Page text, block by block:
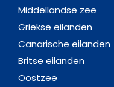
Middellandse zee
Griekse eilanden
Canarische eilanden
Britse eilanden
Oostzee